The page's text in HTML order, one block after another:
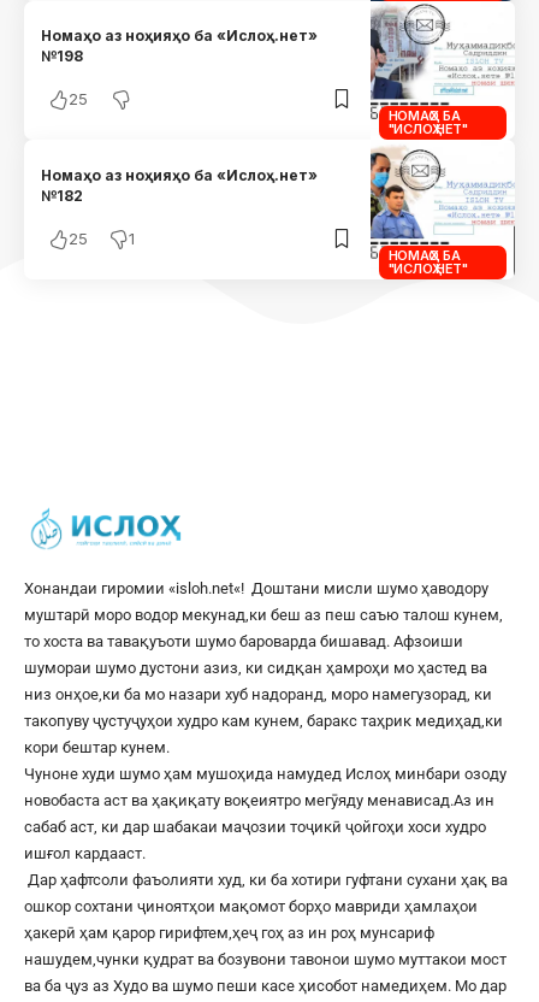
НОМАҲО БА
"ИСЛОҲ.НЕТ"
Номаҳо аз ноҳияҳо ба «Ислоҳ.нет»
№198
25
НОМАҲО БА
"ИСЛОҲ.НЕТ"
Номаҳо аз ноҳияҳо ба «Ислоҳ.нет»
№182
25 1
Хонандаи гиромии «isloh.net«! Доштани мисли шумо ҳаводору
муштарӣ моро водор мекунад,ки беш аз пеш саъю талош кунем,
то хоста ва тавақуъоти шумо бароварда бишавад. Афзоиши
шумораи шумо дустони азиз, ки сидқан ҳамроҳи мо ҳастед ва
низ онҳое,ки ба мо назари хуб надоранд, моро намегузорад, ки
такопуву ҷустуҷуҳои худро кам кунем, баракс таҳрик медиҳад,ки
кори бештар кунем.
Чуноне худи шумо ҳам мушоҳида намудед Ислоҳ минбари озоду
новобаста аст ва ҳақиқату воқеиятро мегӯяду менависад.Аз ин
сабаб аст, ки дар шабакаи маҷозии тоҷикӣ ҷойгоҳи хоси худро
ишғол кардааст.
Дар ҳафтсоли фаъолияти худ, ки ба хотири гуфтани сухани ҳақ ва
ошкор сохтани ҷиноятҳои мақомот борҳо мавриди ҳамлаҳои
ҳакерӣ ҳам қарор гирифтем,ҳеҷ гоҳ аз ин роҳ мунсариф
нашудем,чунки қудрат ва бозувони тавонои шумо муттакои мост
ва ба ҷуз аз Худо ва шумо пеши касе ҳисобот намедиҳем. Мо дар